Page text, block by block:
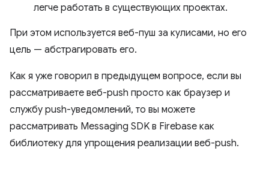
легче работать в существующих проектах.
При этом используется веб-пуш за кулисами, но его
цель — абстрагировать его.
Как я уже говорил в предыдущем вопросе, если вы
рассматриваете веб-push просто как браузер и
службу push-уведомлений, то вы можете
рассматривать Messaging SDK в Firebase как
библиотеку для упрощения реализации веб-push.